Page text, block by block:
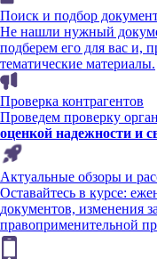
Поиск и подбор
Не нашли нужный
подберем его для вас и,
тематические материалы.
Проверка контрагентов
Проведем проверку
оценкой надежности и
Актуальные обзоры и
Оставайтесь в курсе:
документов, изменения
правоприменительной